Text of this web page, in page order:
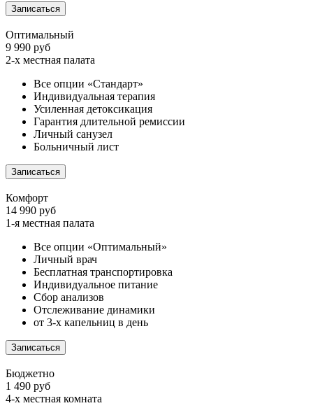
Записаться
Оптимальный
9 990 руб
2-х местная палата
Все опции «Стандарт»
Индивидуальная терапия
Усиленная детоксикация
Гарантия длительной ремиссии
Личный санузел
Больничный лист
Записаться
Комфорт
14 990 руб
1-я местная палата
Все опции «Оптимальный»
Личный врач
Бесплатная транспортировка
Индивидуальное питание
Сбор анализов
Отслеживание динамики
от 3-х капельниц в день
Записаться
Бюджетно
1 490 руб
4-х местная комната